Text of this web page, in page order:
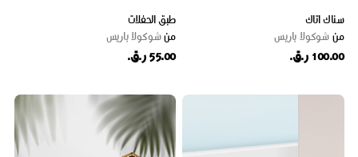
سناك اتاك
من شوكولا باريس
100.00 ر.ق.
طبق الحفلات
منشوكولا باريس
55.00 ر.ق.